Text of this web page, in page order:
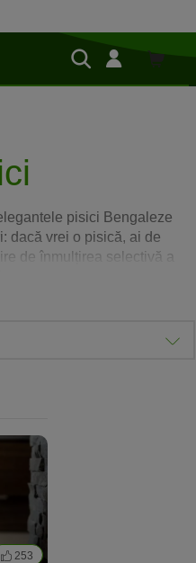
pisici Bengaleze
dacă vrei o pisică, ai de
de înmulțirea selectivă a
încă foarte recentă:
253